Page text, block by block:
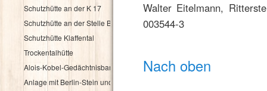
Schutzhütte an der K 17
Schutzhütte an der Stelle Brandbuche
Schutzhütte Klaffental
Trockentalhütte
Alois-Kobel-Gedächtnisbank
Anlage mit Berlin-Stein und Flurkreuz
Walter Eitelmann,
003544-3
Nach oben